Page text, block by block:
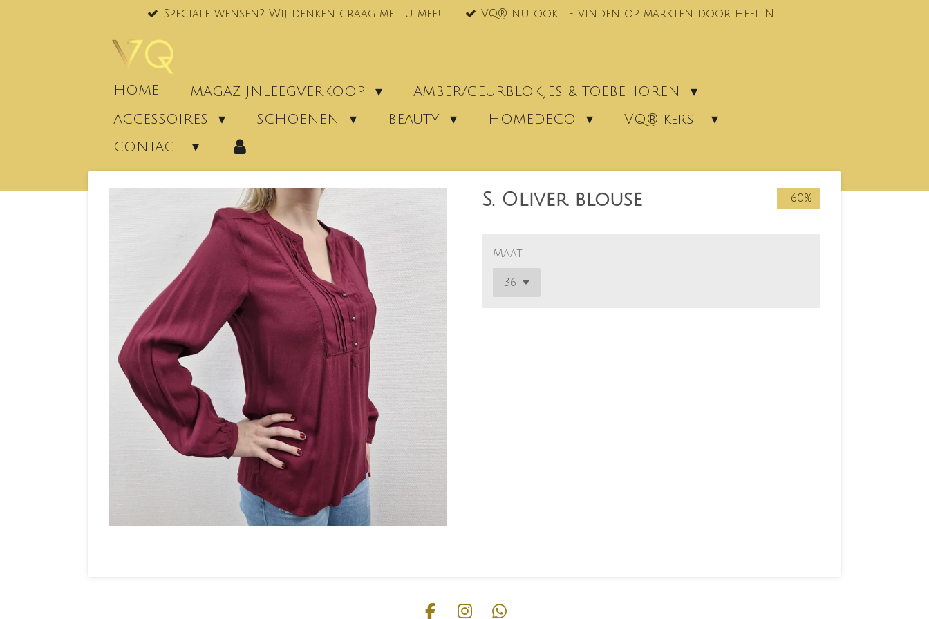
Speciale wensen? Wij denken graag met u mee! VQ® nu ook te vinden op markten door heel NL!
HOME MAGAZIJNLEEGVERKOOP
AMBER/GEURBLOKJES & TOEBEHOREN
ACCESSOIRES
SCHOENEN BEAUTY HOMEDECO
VQ® kerst
CONTACT
S. Oliver blouse -60%
Maat